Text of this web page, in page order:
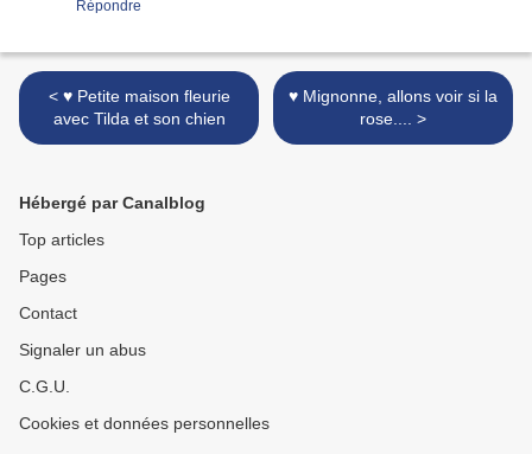
Répondre
< ♥ Petite maison fleurie
avec Tilda et son chien
♥ Mignonne, allons voir si la
rose.... >
Hébergé par Canalblog
Top articles
Pages
Contact
Signaler un abus
C.G.U.
Cookies et données personnelles